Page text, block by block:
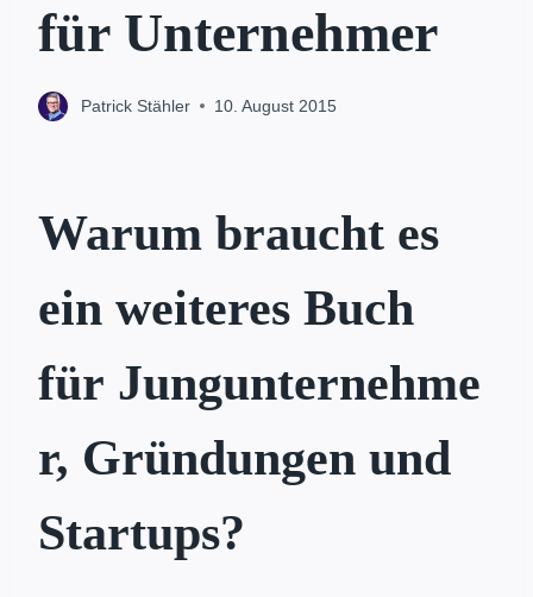
für Unternehmer
Patrick Stähler 10. August 2015
Warum braucht es
ein weiteres Buch
für Jungunternehme
r, Gründungen und
Startups?